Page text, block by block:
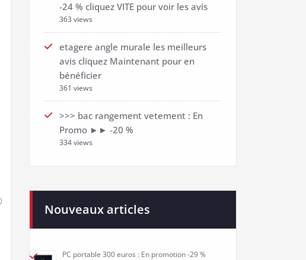
-24 % cliquez VITE pour voir les avis
363 views
etagere angle murale les meilleurs
avis cliquez Maintenant pour en
bénéficier
361 views
>>> bac rangement vetement : En
Promo ►► -20 %
334 views
Nouveaux articles
PC portable 300 euros : En promotion -29 %